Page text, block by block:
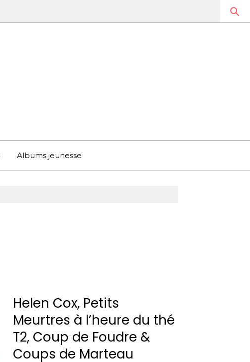
Albums jeunesse
Helen Cox, Petits
Meurtres à l’heure du thé
T2, Coup de Foudre &
Coups de Marteau